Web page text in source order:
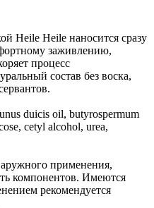
Heile Heile наносится сразу
заживлению,
процесс
состав без воска,
duicis oil, butyrospermum
cetyl alcohol, urea,
применения,
компонентов. Имеются
рекомендуется